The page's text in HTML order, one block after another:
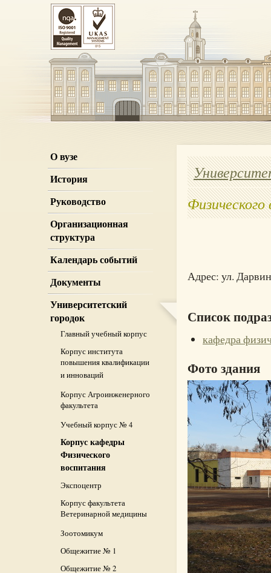
О вузе
История
Руководство
Организационная
структура
Календарь событий
Документы
Университетский
городок
Главный учебный корпус
Корпус института
повышения квалификации
и инноваций
Корпус Агроинженерного
факультета
Учебный корпус № 4
Корпус кафедры
Физического
воспитания
Экспоцентр
Корпус факультета
Ветеринарной медицины
Зоотомикум
Общежитие № 1
Общежитие № 2
Адрес: ул.
Список
кафедра
Фото здания